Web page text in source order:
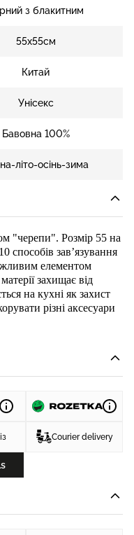
з блакитним
55х55см
Китай
Унісекс
Бавовна 100%
літо-осінь-зима
"черепи". Розмір 55 на
способів зав’язування
елементом
захищає від
на кухні як захист
різні аксесуари
Courier delivery